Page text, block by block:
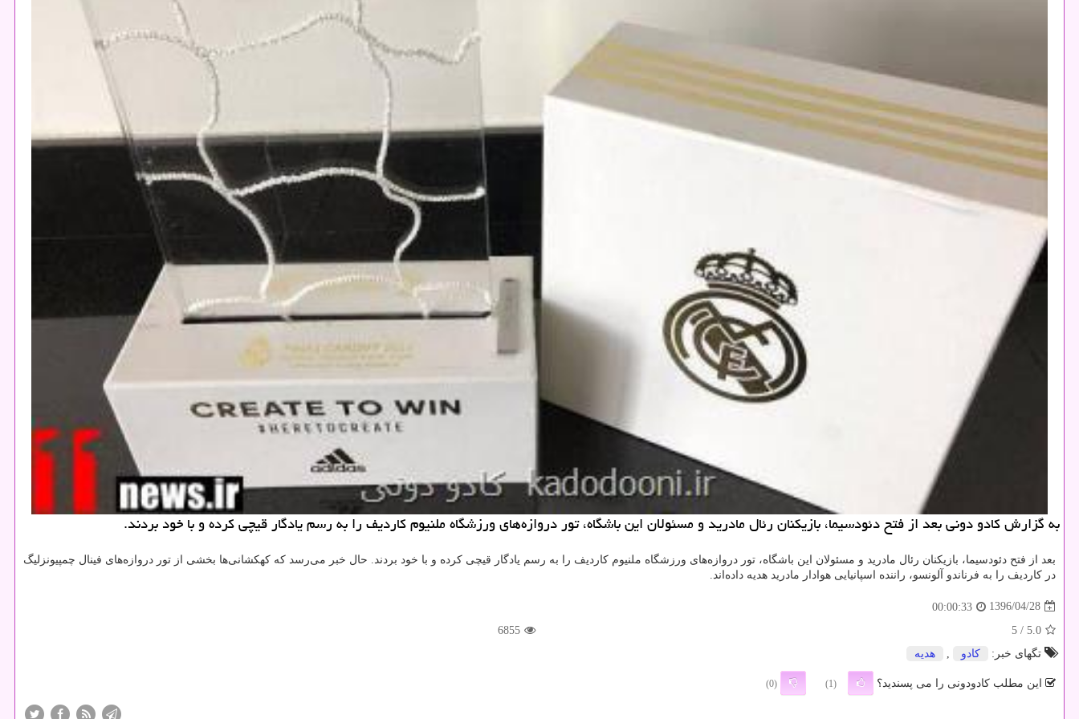
به گزارش كادو دونی بعد از فتح دئودسیما، بازیكنان رئال مادرید و مسئولان این باشگاه، تور دروازه‌های ورزشگاه ملنیوم كاردیف را به رسم یادگار قیچی كرده و با خود بردند.
بعد از فتح دئودسیما، بازیكنان رئال مادرید و مسئولان این باشگاه، تور دروازه‌های ورزشگاه ملنیوم كاردیف را به رسم یادگار قیچی كرده و با خود بردند. حال خبر می‌رسد كه كهكشانی‌ها بخشی از تور دروازه‌های فینال چمپیونزلیگ
در كاردیف را به فرناندو آلونسو، راننده اسپانیایی هوادار مادرید هدیه داده‌اند.
1396/04/28
00:00:33
5.0
/ 5
6855
تگهای خبر:
كادو , هدیه
این مطلب کادودونی را می پسندید؟ (1)
(0)